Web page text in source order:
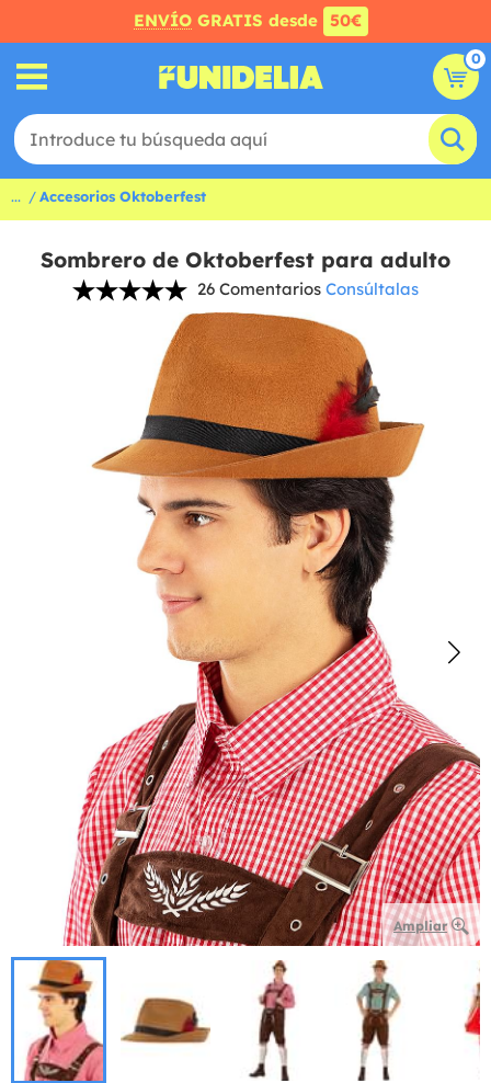
ENVÍO GRATIS desde 50€
0
... Accesorios Oktoberfest
Sombrero de Oktoberfest para adulto
26 Comentarios Consúltalas
Ampliar